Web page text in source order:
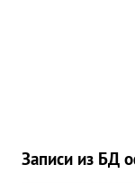
Записи из БД